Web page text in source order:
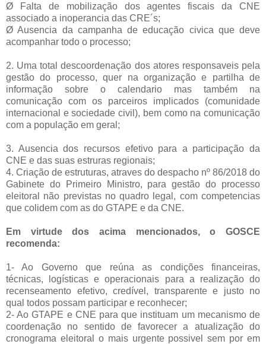
Ø Falta de mobilização dos agentes fiscais da CNE
associado a inoperancia das CRE´s;
Ø Ausencia da campanha de educação civica que deve
acompanhar todo o processo;
2. Uma total descoordenação dos atores responsaveis pela
gestão do processo, quer na organização e partilha de
informação sobre o calendario mas também na
comunicação com os parceiros implicados (comunidade
internacional e sociedade civil), bem como na comunicação
com a população em geral;
3. Ausencia dos recursos efetivo para a participação da
CNE e das suas estruras regionais;
4. Criação de estruturas, atraves do despacho nº 86/2018 do
Gabinete do Primeiro Ministro, para gestão do processo
eleitoral não previstas no quadro legal, com competencias
que colidem com as do GTAPE e da CNE.
Em virtude dos acima mencionados, o GOSCE
recomenda:
1- Ao Governo que reúna as condições financeiras,
técnicas, logísticas e operacionais para a realização do
recenseamento efetivo, credível, transparente e justo no
qual todos possam participar e reconhecer;
2- Ao GTAPE e CNE para que instituam um mecanismo de
coordenação no sentido de favorecer a atualização do
cronograma eleitoral o mais urgente possivel sem por em